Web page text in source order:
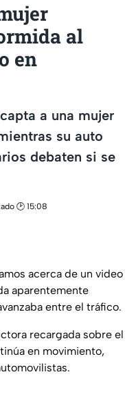
al
en
a una mujer
su auto
debaten si se
🕑 15:08
acerca de un video
aparentemente
entre el tráfico.
recargada sobre el
en movimiento,